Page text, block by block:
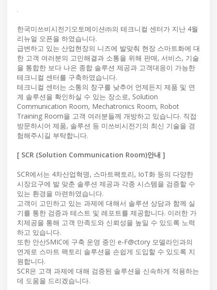
.
한국미쓰비시전기오토메이션㈜의 테크니컬 센터가 지난 4월
리뉴얼 오픈을 하였습니다.
급변하고 있는 산업현장의 니즈에 발맞춰 현장 스마트화에 대
한 고객 여러분의 고민해결과 소통을 위해 판매, 서비스, 기술
을 통합한 보다 나은 종합 솔루션 제공과 고객대응이 가능한
테크니컬 센터를 구축하였습니다.
테크니컬 센터는 소통의 창구를 낮추어 언제든지 제품 및 연
계 솔루션을 확인하실 수 있는 장소로, Solution
Communication Room, Mechatronics Room, Robot
Training Room을 고객 여러분들께 개방하고 있습니다. 직접
방문하시어 제품, 솔루션 등 미쓰비시전기의 최신 기술을 경
험해주시길 부탁합니다.
[ SCR (Solution Communication Room)안내 ]
SCR에서는 4차산업혁명, 스마트팩토리, IoT화 등의 다양한
시장요구에 발 맞춘 솔루션 제공과 각종 시스템을 검증할 수
있는 환경을 마련하였습니다.
고객이 고민하고 있는 과제에 대해서 솔루션 상담과 함께 실
기를 통한 검증과 테스트 및 레포트를 제공합니다. 이러한 가
치제공을 통해 고객 만족도와 신뢰성을 높일 수 있도록 노력
하고 있습니다.
또한 안산SMIC에 구축 운영 중인 e-F@ctory 모델라인과의
연계로 스마트 팩토리 솔루션을 손쉽게 도입할 수 있도록 지
원합니다.
SCR은 고객 과제에 대해 검증된 솔루션을 신속하게 적용하는
데 도움을 드리겠습니다.